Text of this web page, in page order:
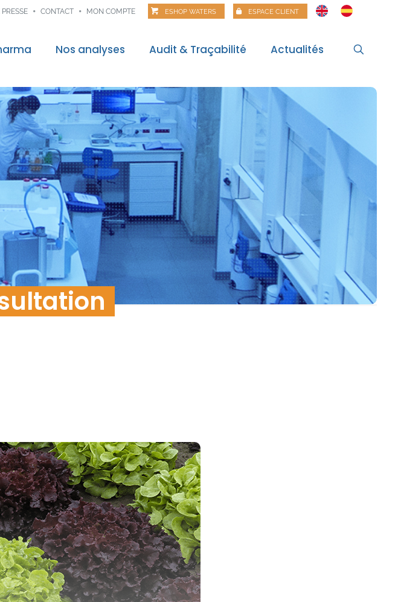
PRESSE CONTACT MON COMPTE ESHOP WATERS ESPACE CLIENT
Nos analyses Audit & Traçabilité
Audit & Conseil
Traçabilité digitale
Actualités
Actualités
Veille règlementaire
Bilan règlementaire
Les Matinales
Alertes alimentaires
Webinaires
Food Risk
Polar Pod